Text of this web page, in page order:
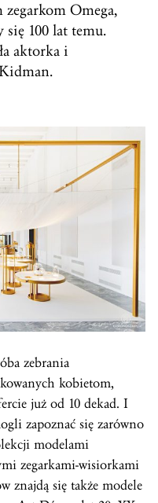
zegarkom Omega,
100 lat temu.
aktorka i
zebrania
kobietom,
już od 10 dekad. I
zapoznać się zarówno
modelami
zegarkami-wisiorkami
znajdą się także modele